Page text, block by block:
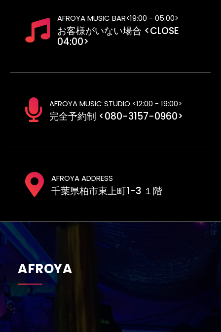
AFROYA MUSIC BAR<19:00 - 05:00>
お客様がいない場合 <CLOSE
04:00>
AFROYA MUSIC STUDIO <12:00 - 19:00>
完全予約制 <080-3157-0960>
AFROYA ADDRESS
千葉県柏市東上町1-3 １階
AFROYA